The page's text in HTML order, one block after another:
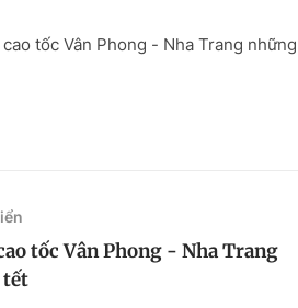
tốc Vân Phong - Nha Trang những
tốc Vân Phong - Nha Trang
tết